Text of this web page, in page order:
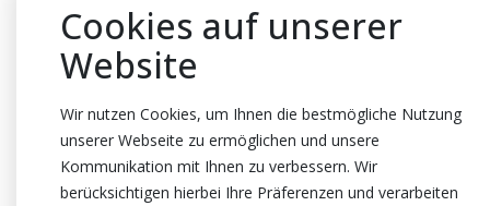
Cookies auf unserer
Website
Wir nutzen Cookies, um Ihnen die bestmögliche Nutzung
unserer Webseite zu ermöglichen und unsere
Kommunikation mit Ihnen zu verbessern. Wir
berücksichtigen hierbei Ihre Präferenzen und verarbeiten